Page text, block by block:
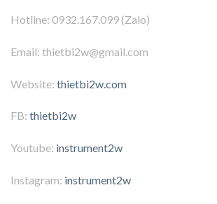
Hotline: 0932.167.099 (Zalo)
Email: thietbi2w@gmail.com
Website: thietbi2w.com
FB: thietbi2w
Youtube: instrument2w
Instagram: instrument2w